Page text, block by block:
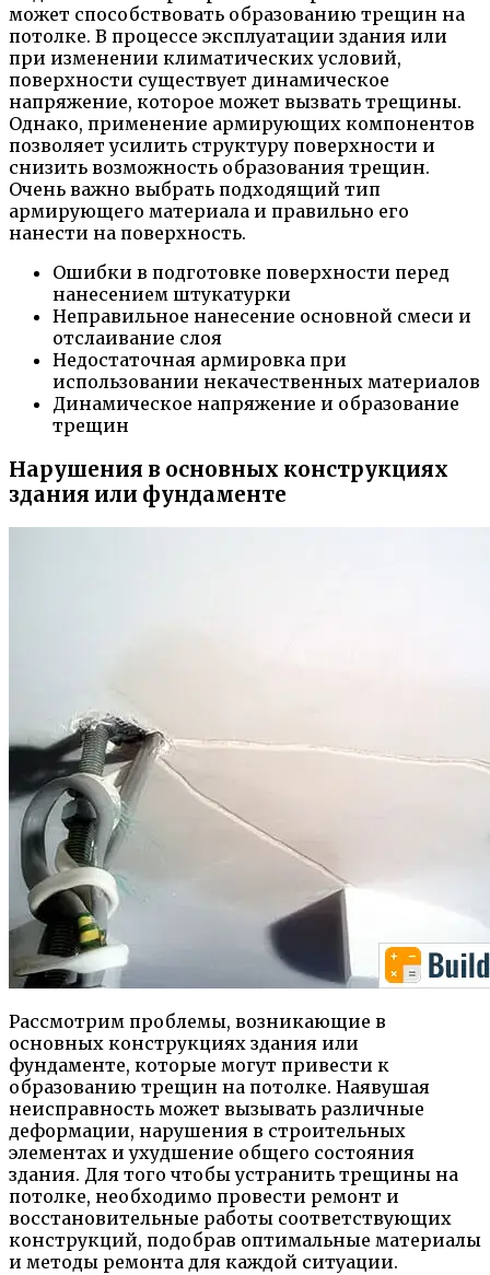
может способствовать образованию трещин на
потолке. В процессе эксплуатации здания или
при изменении климатических условий,
поверхности существует динамическое
напряжение, которое может вызвать трещины.
Однако, применение армирующих компонентов
позволяет усилить структуру поверхности и
снизить возможность образования трещин.
Очень важно выбрать подходящий тип
армирующего материала и правильно его
нанести на поверхность.
Ошибки в подготовке поверхности перед
нанесением штукатурки
Неправильное нанесение основной смеси и
отслаивание слоя
Недостаточная армировка при
использовании некачественных материалов
Динамическое напряжение и образование
трещин
Нарушения в основных конструкциях
здания или фундаменте
Рассмотрим проблемы, возникающие в
основных конструкциях здания или
фундаменте, которые могут привести к
образованию трещин на потолке. Наявушая
неисправность может вызывать различные
деформации, нарушения в строительных
элементах и ухудшение общего состояния
здания. Для того чтобы устранить трещины на
потолке, необходимо провести ремонт и
восстановительные работы соответствующих
конструкций, подобрав оптимальные материалы
и методы ремонта для каждой ситуации.